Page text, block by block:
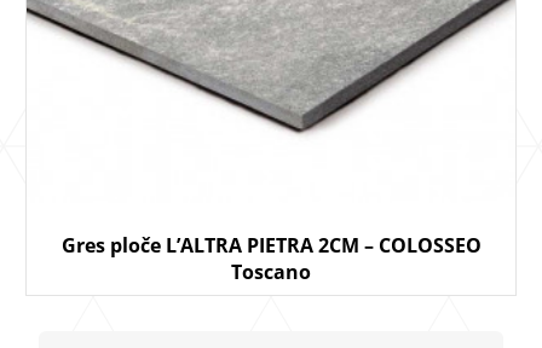
Gres ploče L’ALTRA PIETRA 2CM – COLOSSEO
Toscano